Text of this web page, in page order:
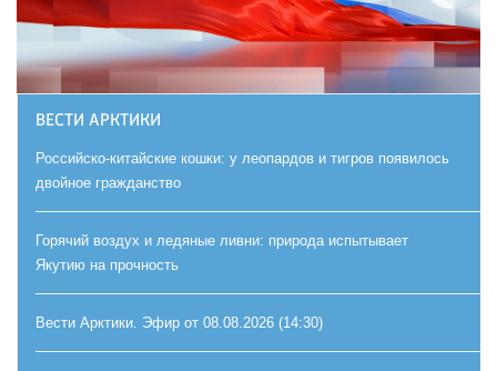
ВЕСТИ АРКТИКИ
Российско-китайские кошки: у леопардов и тигров появилось
двойное гражданство
Горячий воздух и ледяные ливни: природа испытывает
Якутию на прочность
Вести Арктики. Эфир от 08.08.2026 (14:30)